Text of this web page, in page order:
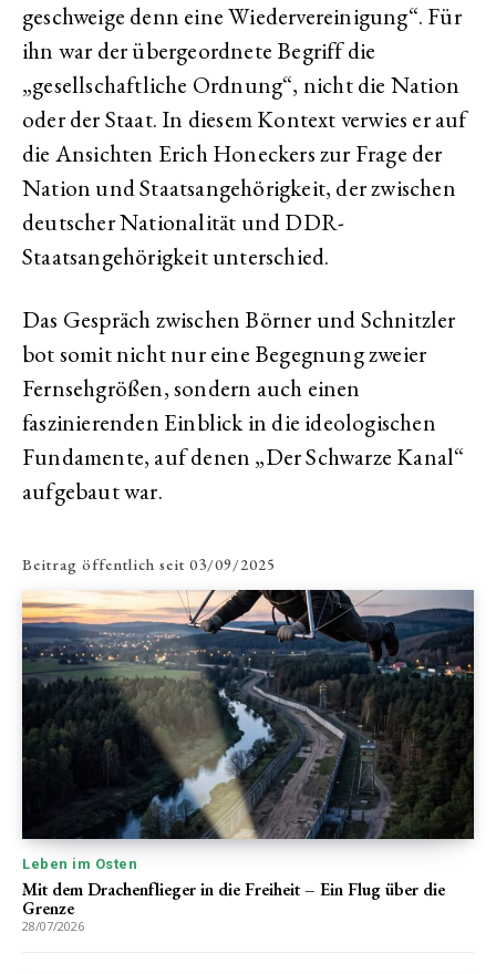
geschweige denn eine Wiedervereinigung“. Für
ihn war der übergeordnete Begriff die
„gesellschaftliche Ordnung“, nicht die Nation
oder der Staat. In diesem Kontext verwies er auf
die Ansichten Erich Honeckers zur Frage der
Nation und Staatsangehörigkeit, der zwischen
deutscher Nationalität und DDR-
Staatsangehörigkeit unterschied.
Das Gespräch zwischen Börner und Schnitzler
bot somit nicht nur eine Begegnung zweier
Fernsehgrößen, sondern auch einen
faszinierenden Einblick in die ideologischen
Fundamente, auf denen „Der Schwarze Kanal“
aufgebaut war.
Beitrag öffentlich seit 03/09/2025
Leben im Osten
Mit dem Drachenflieger in die Freiheit – Ein Flug über die
Grenze
28/07/2026